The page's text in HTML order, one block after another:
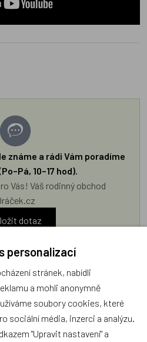
známe a rádi Vám poradíme
10–17 hod).
Vás! Váš rodinný obchod
dotaz
texty od zákazníků v poradně
zákazníků. Provozovatel
předem neschvaluje ani
personalizací
stránek, nabídli
a mohli anonymně
soubory cookies, které
sociální média, inzerci a analýzu.
"Upravit nastavení" a